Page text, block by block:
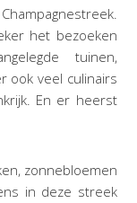
het bezoeken
tuinen,
ook veel culinairs
En er heerst
zonnebloemen
in deze streek